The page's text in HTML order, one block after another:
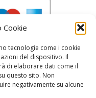
Cookie
tecnologie come i cookie
del dispositivo. Il
di elaborare dati come il
questo sito. Non
negativamente su alcune
and